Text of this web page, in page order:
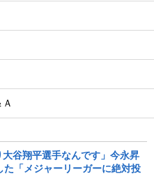
大谷翔平選手なんです」今永昇
「メジャーリーガーに絶対投